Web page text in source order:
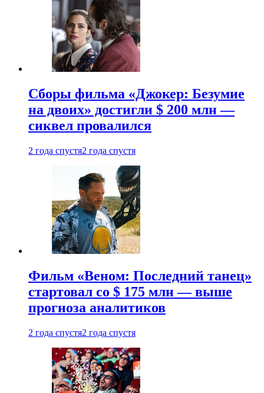
Сборы фильма «Джокер: Безумие
на двоих» достигли $ 200 млн —
сиквел провалился
2 года спустя2 года спустя
Фильм «Веном: Последний танец»
стартовал со $ 175 млн — выше
прогноза аналитиков
2 года спустя2 года спустя